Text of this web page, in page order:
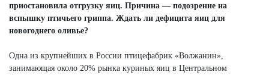
приостановила отгрузку яиц. Причина — подозрение на
вспышку птичьего гриппа. Ждать ли дефицита яиц для
новогоднего оливье?
Одна из крупнейших в России птицефабрик «Волжанин»,
занимающая около 20% рынка куриных яиц в Центральном